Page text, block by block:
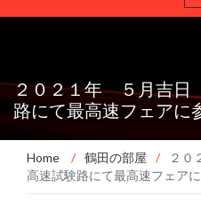
２０２１年 ５月吉
路にて最高速フェアに
Home / 鶴田の部屋 /
２
高速試験路にて最高速フェア